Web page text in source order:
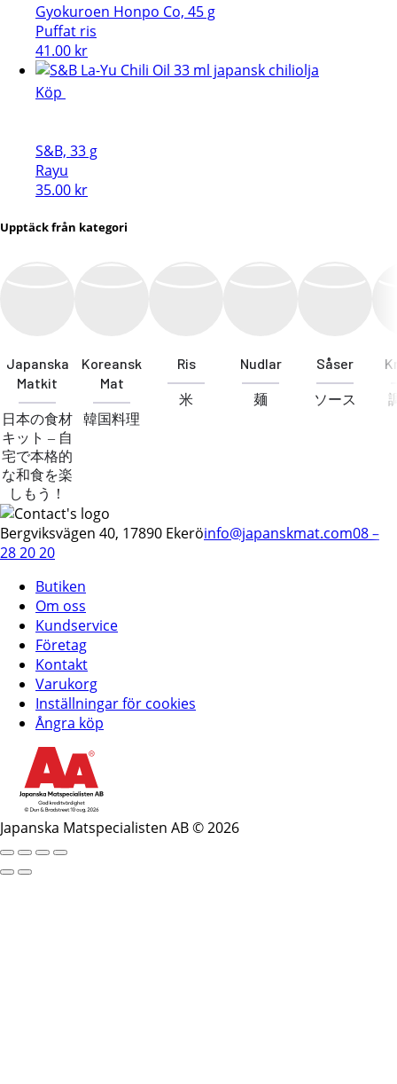
Gyokuroen Honpo Co, 45 g
Puffat ris
41.00 kr
Köp
S&B, 33 g
Rayu
35.00 kr
Upptäck från kategori
Japanska
Matkit
日本の食材
キット – 自
宅で本格的
な和食を楽
しもう！
Koreansk
Mat
韓国料理
Ris
米
Nudlar
麺
Såser
ソース
Bergviksvägen 40, 17890 Ekeröinfo@japanskmat.com08 –
28 20 20
Butiken
Om oss
Kundservice
Företag
Kontakt
Varukorg
Inställningar för cookies
Ångra köp
Japanska Matspecialisten AB © 2026